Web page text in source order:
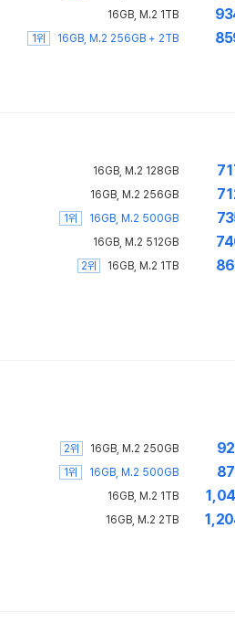
16GB, M.2 1TB
1위 16GB, M.2 256GB + 2TB
16GB, M.2 128GB
16GB, M.2 256GB
1위
16GB, M.2 500GB
16GB, M.2 512GB
2위 16GB, M.2 1TB
2위
16GB, M.2 250GB
1위
16GB, M.2 500GB
16GB, M.2 1TB
16GB, M.2 2TB